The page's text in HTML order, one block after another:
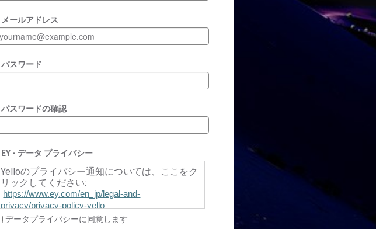
メールアドレス
パスワード
パスワードの確認
EY - データ プライバシー
Yelloのプライバシー通知については、ここをク
リックしてください:
https://www.ey.com/en_jp/legal-and-
privacy/privacy-policy-yello
データプライバシーに同意します